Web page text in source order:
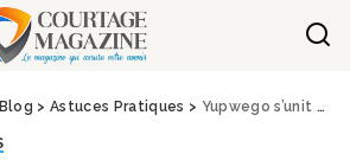
des cookies
Blog > Astuces Pratiques > Yupwego s’unit à Vibly pour transformer l’expérience de l’assurance des étudiants à l’international – Assurance & Banque 2.0